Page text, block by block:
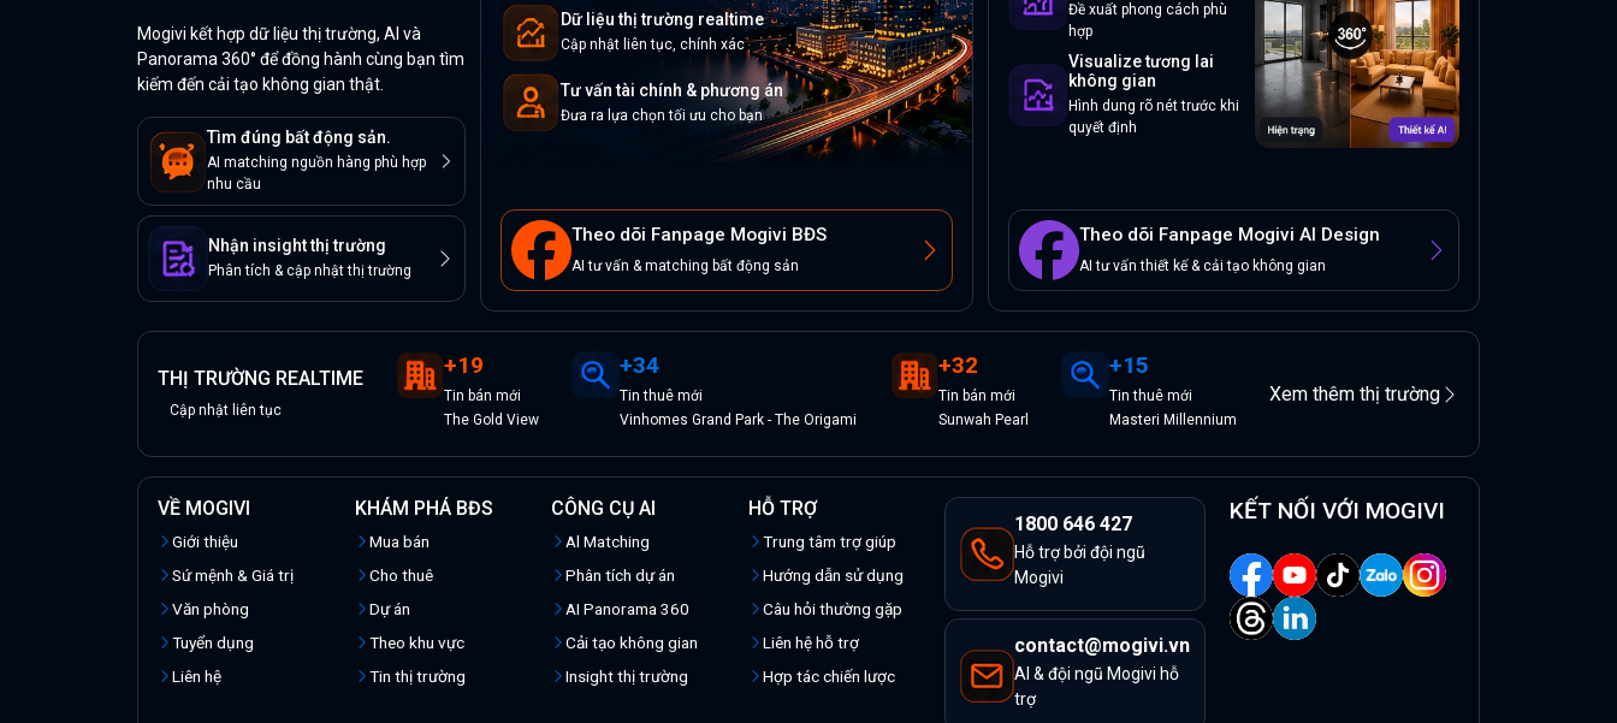
Mogivi kết hợp dữ liệu thị trường, AI và
Panorama 360° để đồng hành cùng bạn tìm
kiếm đến cải tạo không gian thật.
Tìm đúng bất động sản.
AI matching nguồn hàng phù hợp
nhu cầu
Nhận insight thị trường
Phân tích & cập nhật thị trường
Dữ liệu thị trường realtime
Cập nhật liên tục, chính xác
Tư vấn tài chính & phương án
Đưa ra lựa chọn tối ưu cho bạn
Theo dõi Fanpage Mogivi BĐS
AI tư vấn & matching bất động sản
Đề xuất phong cách phù
hợp
Visualize tương lai
không gian
Hình dung rõ nét trước khi
quyết định
Theo dõi Fanpage Mogivi AI Design
AI tư vấn thiết kế & cải tạo không gian
THỊ TRƯỜNG REALTIME
Cập nhật liên tục
+19
Tin bán mới
The Gold View
+34
Tinthuê mới
Vinhomes Grand Park - The Origami
+32
Tin bán mới
Sunwah Pearl
+15
Tinthuêmới
Masteri Millennium
Xem thêm thị trường
VỀ MOGIVI
Giới thiệu
Sứ mệnh & Giá trị
Văn phòng
Tuyển dụng
Liên hệ
KHÁM PHÁ BĐS
Mua bán
Cho thuê
Dự án
Theo khu vực
Tin thị trường
CÔNG CỤ AI
Al Matching
Phân tích dự án
AI Panorama 360
Cải tạo không gian
Insight thị trường
HỖ TRỢ
Trung tâm trợ giúp
Hướng dẫn sử dụng
Câu hỏi thường gặp
Liên hệ hỗ trợ
Hợp tác chiến lược
1800 646 427
Hỗ trợ bởi đội ngũ
Mogivi
contact@mogivi.vn
AI & đội ngũ Mogivi hỗ
trợ
KẾT NỐI VỚI MOGIVI